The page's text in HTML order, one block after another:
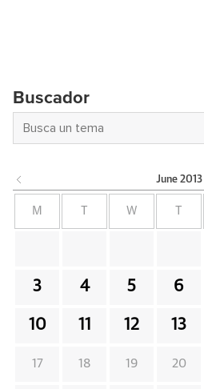
Buscador
June 2013
M W
3 4 5 6
10 11 12 13
17 18 19 20